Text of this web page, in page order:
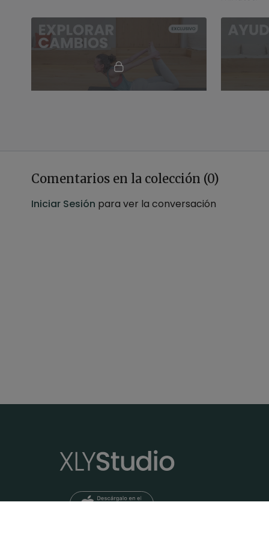
Comentarios en la colección (0)
Iniciar Sesión para ver la conversación